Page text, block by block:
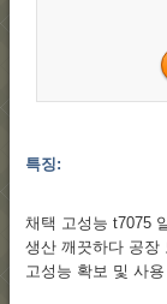
특징:
채택 고성능 t7075
생산 깨끗하다 공장
고성능 확보 및 사